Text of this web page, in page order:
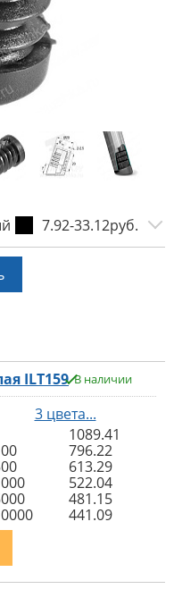
7.92-33.12руб.
ILT159 В наличии
3 цвета...
1089.41
796.22
613.29
522.04
481.15
441.09